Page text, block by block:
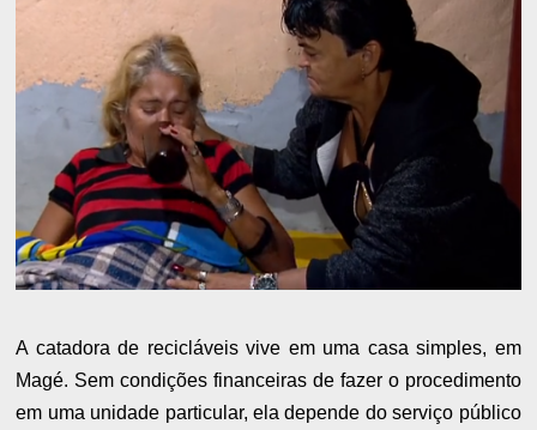
A catadora de recicláveis vive em uma casa simples, em
Magé. Sem condições financeiras de fazer o procedimento
em uma unidade particular, ela depende do serviço público